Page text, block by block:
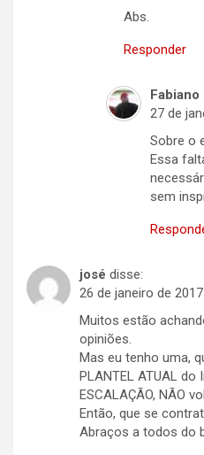
Abs.
Responder
Fabiano
27 de
Sobre o
Essa
sem
josé disse:
26 de janeiro de
Muitos estão
opiniões.
Mas eu tenho uma,
PLANTEL ATUAL do
ESCALAÇÃO, NÃO
Então, que se
Abraços a todos do